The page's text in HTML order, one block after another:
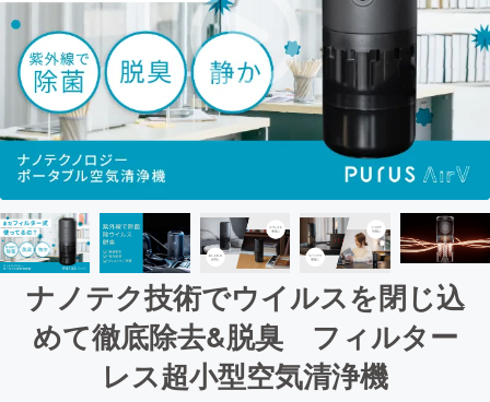
ナノテク技術でウイルスを閉じ込
めて徹底除去&脱臭 フィルター
レス超小型空気清浄機